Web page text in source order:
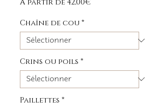
À partir de42,00€
Chaîne de cou*
Crins ou poils *
Paillettes *